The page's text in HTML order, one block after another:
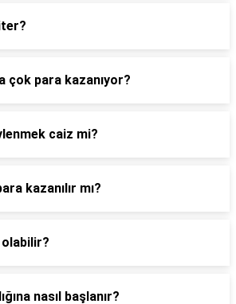
çok para kazanıyor?
caiz mi?
kazanılır mı?
nasıl başlanır?